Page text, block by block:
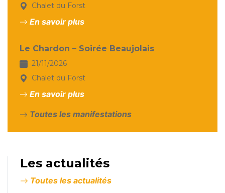
Chalet du Forst
En savoir plus
Le Chardon – Soirée Beaujolais
21/11/2026
Chalet du Forst
En savoir plus
Toutes les manifestations
Les actualités
Toutes les actualités